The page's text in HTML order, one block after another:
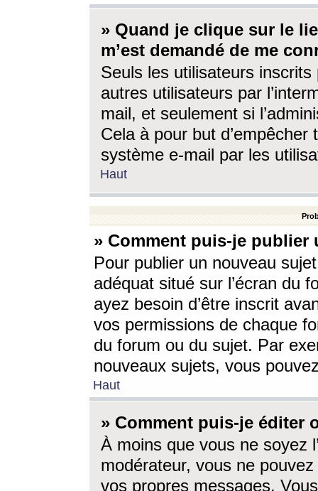
» Quand je clique sur le
m’est demandé de me
Seuls les utilisateurs
autres utilisateurs par
mail, et seulement si
Cela à pour but
système e-mail par les
Haut
» Comment puis-je
Pour publier un nouveau
adéquat situé sur l’écran du
ayez besoin d’être inscrit
vos permissions de chaque
du forum ou du sujet. Par
nouveaux sujets, vous
Haut
» Comment puis-je éditer
À moins que vous ne soyez
modérateur, vous ne
vos propres messages.